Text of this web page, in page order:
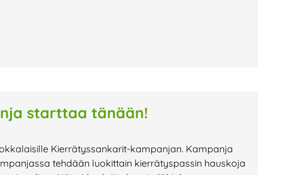
starttaa tänään!
Kierrätyssankarit-kampanjan. Kampanja
tehdään luokittain kierrätyspassin hauskoja